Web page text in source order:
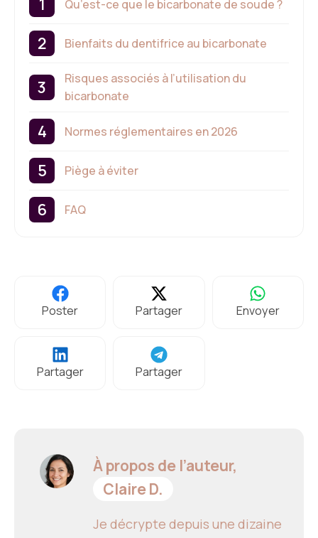
Qu’est-ce que le bicarbonate de soude ?
Bienfaits du dentifrice au bicarbonate
Risques associés à l’utilisation du
bicarbonate
Normes réglementaires en 2026
Piège à éviter
FAQ
Poster Partager Envoyer
Partager Partager
À propos de l’auteur,
Claire D.
Je décrypte depuis une dizaine